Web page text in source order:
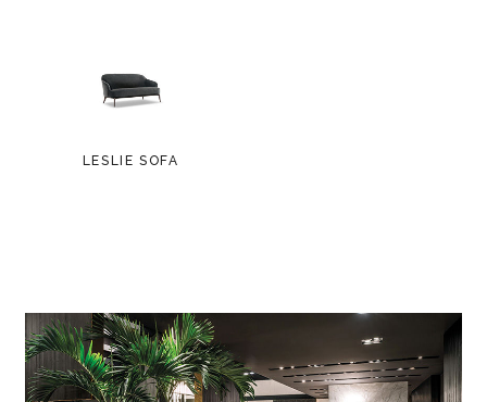
LESLIE SOFA